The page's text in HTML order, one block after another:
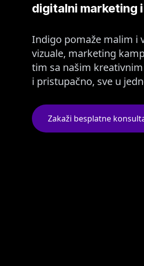
digitalni marketing
Indigo pomaže malim i
vizuale, marketing
tim sa našim
i pristupačno, sve u
Zakaži besplatne